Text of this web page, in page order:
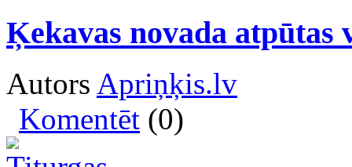
Ķekavas novada atpūtas
Autors Apriņķis.lv
Komentēt (0)